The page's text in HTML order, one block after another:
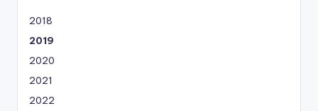
r2018
2019
2020
2021
2022